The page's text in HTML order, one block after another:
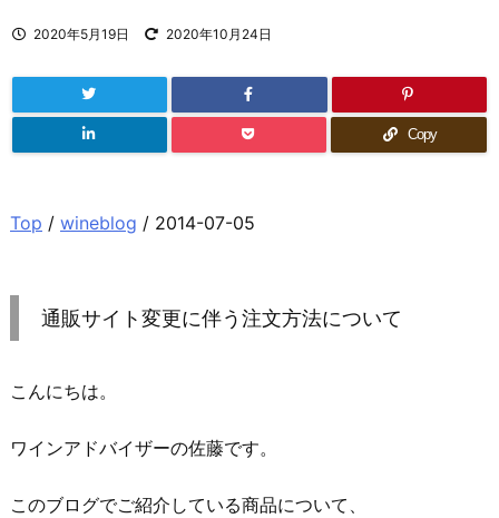
2020年5月19日 2020年10月24日
Copy
Top / wineblog / 2014-07-05
通販サイト変更に伴う注文方法について
こんにちは。
ワインアドバイザーの佐藤です。
このブログでご紹介している商品について、